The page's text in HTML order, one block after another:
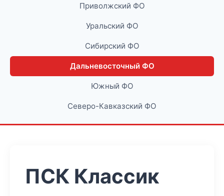
Приволжский ФО
Уральский ФО
Сибирский ФО
Дальневосточный ФО
Южный ФО
Северо-Кавказский ФО
ПСК Классик